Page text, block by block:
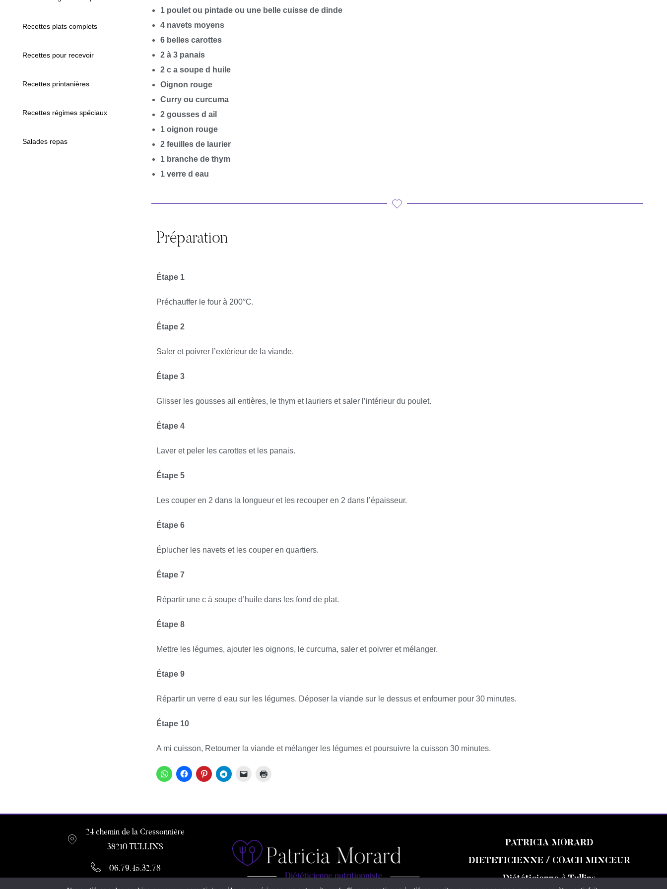
Recettes plats complets
Recettes pour recevoir
Recettes printanières
Recettes régimes spéciaux
Salades repas
1 poulet ou pintade ou une belle cuisse de dinde
4 navets moyens
6 belles carottes
2 à 3 panais
2 c a soupe d huile
Oignon rouge
Curry ou curcuma
2 gousses d ail
1 oignon rouge
2 feuilles de laurier
1 branche de thym
1 verre d eau
Préparation
Étape 1
Préchauffer le four à 200°C.
Étape 2
Saler et poivrer l’extérieur de la viande.
Étape 3
Glisser les gousses ail entières, le thym et lauriers et saler l’intérieur du poulet.
Étape 4
Laver et peler les carottes et les panais.
Étape 5
Les couper en 2 dans la longueur et les recouper en 2 dans l’épaisseur.
Étape 6
Éplucher les navets et les couper en quartiers.
Étape 7
Répartir une c à soupe d’huile dans les fond de plat.
Étape 8
Mettre les légumes, ajouter les oignons, le curcuma, saler et poivrer et mélanger.
Étape 9
Répartir un verre d eau sur les légumes. Déposer la viande sur le dessus et enfourner pour 30 minutes.
Étape 10
A mi cuisson, Retourner la viande et mélanger les légumes et poursuivre la cuisson 30 minutes.
24 chemin de la Cressonnière
38210 TULLINS
06.79.45.32.78
PATRICIA MORARD
DIETETICIENNE / COACH MINCEUR
Diététicienne à Tullins